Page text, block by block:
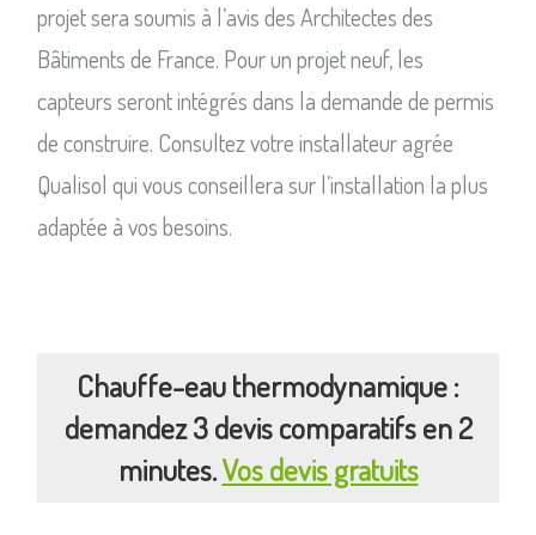
projet sera soumis à l’avis des Architectes des
Bâtiments de France. Pour un projet neuf, les
capteurs seront intégrés dans la demande de permis
de construire. Consultez votre installateur agrée
Qualisol qui vous conseillera sur l’installation la plus
adaptée à vos besoins.
Chauffe-eau thermodynamique :
demandez 3 devis comparatifs en 2
minutes.Vos devis gratuits